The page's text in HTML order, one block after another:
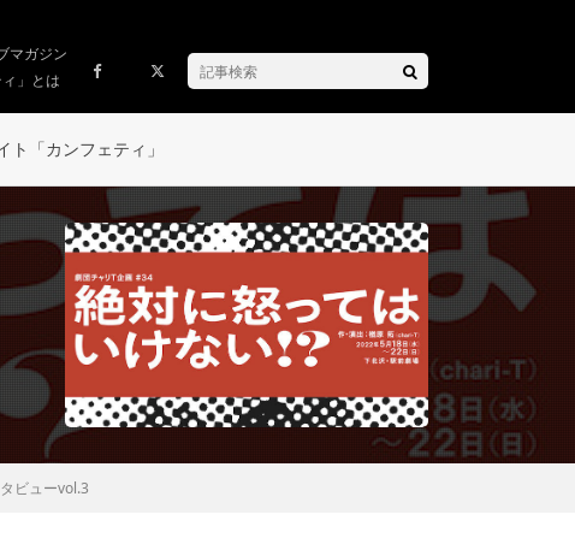
マガジン
ィ」とは
ト「カンフェティ」
ビューvol.3